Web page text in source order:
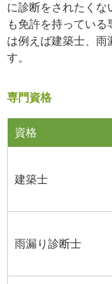
に診断をされたくな
も免許を持っている
は例えば建築士、雨
す。
専門資格
資格
建築士
雨漏り診断士